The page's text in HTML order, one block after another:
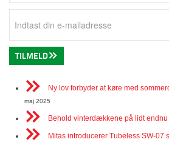
TILMELD
Ny lov forbyder at køre med
maj 2025
Behold vinterdækkene på lidt endnu
Mitas introducerer Tubeless SW-07